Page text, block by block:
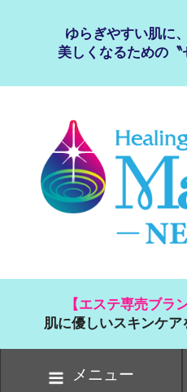
ゆらぎやすい肌に
美しくなるための〝
【エステ専売ブラ
肌に優しいスキンケア
メニュー